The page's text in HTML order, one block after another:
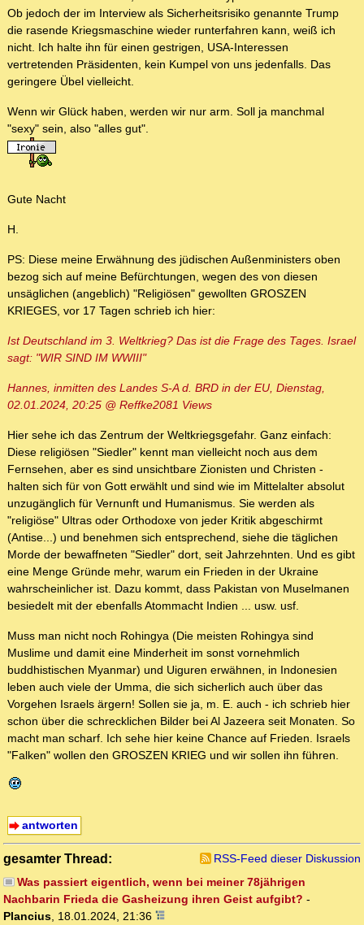
Ob jedoch der im Interview als Sicherheitsrisiko genannte Trump
die rasende Kriegsmaschine wieder runterfahren kann, weiß ich
nicht. Ich halte ihn für einen gestrigen, USA-Interessen
vertretenden Präsidenten, kein Kumpel von uns jedenfalls. Das
geringere Übel vielleicht.
Wenn wir Glück haben, werden wir nur arm. Soll ja manchmal
"sexy" sein, also "alles gut".
Gute Nacht
H.
PS: Diese meine Erwähnung des jüdischen Außenministers oben
bezog sich auf meine Befürchtungen, wegen des von diesen
unsäglichen (angeblich) "Religiösen" gewollten GROSZEN
KRIEGES, vor 17 Tagen schrieb ich hier:
Ist Deutschland im 3. Weltkrieg? Das ist die Frage des Tages. Israel
sagt: "WIR SIND IM WWIII"
Hannes, inmitten des Landes S-A d. BRD in der EU, Dienstag,
02.01.2024, 20:25 @ Reffke2081 Views
Hier sehe ich das Zentrum der Weltkriegsgefahr. Ganz einfach:
Diese religiösen "Siedler" kennt man vielleicht noch aus dem
Fernsehen, aber es sind unsichtbare Zionisten und Christen -
halten sich für von Gott erwählt und sind wie im Mittelalter absolut
unzugänglich für Vernunft und Humanismus. Sie werden als
"religiöse" Ultras oder Orthodoxe von jeder Kritik abgeschirmt
(Antise...) und benehmen sich entsprechend, siehe die täglichen
Morde der bewaffneten "Siedler" dort, seit Jahrzehnten. Und es gibt
eine Menge Gründe mehr, warum ein Frieden in der Ukraine
wahrscheinlicher ist. Dazu kommt, dass Pakistan von Muselmanen
besiedelt mit der ebenfalls Atommacht Indien ... usw. usf.
Muss man nicht noch Rohingya (Die meisten Rohingya sind
Muslime und damit eine Minderheit im sonst vornehmlich
buddhistischen Myanmar) und Uiguren erwähnen, in Indonesien
leben auch viele der Umma, die sich sicherlich auch über das
Vorgehen Israels ärgern! Sollen sie ja, m. E. auch - ich schrieb hier
schon über die schrecklichen Bilder bei Al Jazeera seit Monaten. So
macht man scharf. Ich sehe hier keine Chance auf Frieden. Israels
"Falken" wollen den GROSZEN KRIEG und wir sollen ihn führen.
antworten
gesamter Thread:
RSS-Feed dieser Diskussion
Was passiert eigentlich, wenn bei meiner 78jährigen
Nachbarin Frieda die Gasheizung ihren Geist aufgibt? -
Plancius, 18.01.2024, 21:36